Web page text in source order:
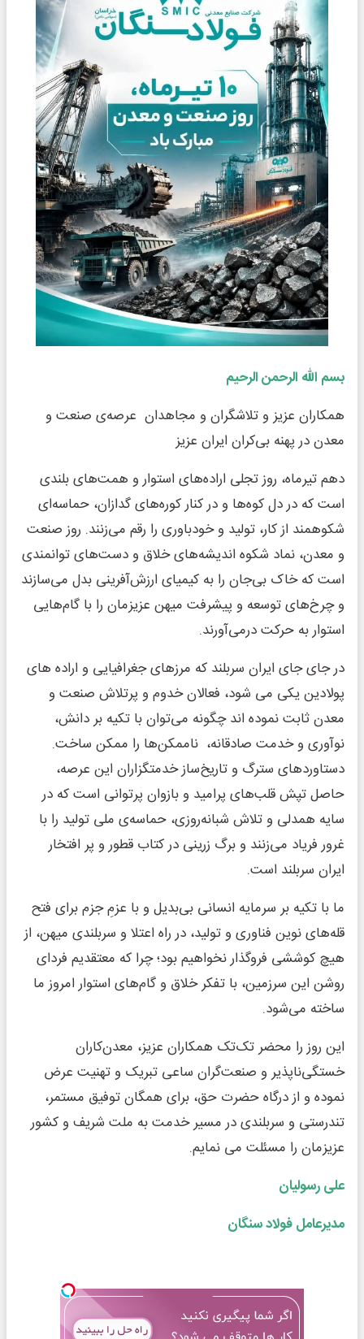
بسم الله الرحمن الرحیم
همکاران عزیز و تلاشگران و مجاهدان عرصه‌ی صنعت و
معدن در پهنه بی‌کران ایران عزیز
دهم تیرماه، روز تجلی اراده‌های استوار و همت‌های بلندی
است که در دل کوه‌ها و در کنار کوره‌های گدازان، حماسه‌ای
شکوهمند از کار، تولید و خودباوری را رقم می‌زنند. روز صنعت
و معدن، نماد شکوه اندیشه‌های خلاق و دست‌های توانمندی
است که خاک بی‌جان را به کیمیای ارزش‌آفرینی بدل می‌سازند
و چرخ‌های توسعه و پیشرفت میهن عزیزمان را با گام‌هایی
استوار به حرکت درمی‌آورند.
در جای جای ایران سربلند که مرزهای جغرافیایی و اراده های
پولادین یکی می شود، فعالان خدوم و پرتلاش صنعت و
معدن ثابت نموده اند چگونه می‌توان با تکیه بر دانش،
نوآوری و خدمت صادقانه، ناممکن‌ها را ممکن ساخت.
دستاوردهای سترگ و تاریخ‌ساز خدمتگزاران این عرصه،
حاصل تپش قلب‌های پرامید و بازوان پرتوانی است که در
سایه همدلی و تلاش شبانه‌روزی، حماسه‌ی ملی تولید را با
غرور فریاد می‌زنند و برگ زرینی در کتاب قطور و پر افتخار
ایران سربلند است.
ما با تکیه بر سرمایه انسانی بی‌بدیل و با عزمِ جزم برای فتح
قله‌های نوین فناوری و تولید، در راه اعتلا و سربلندی میهن، از
هیچ کوششی فروگذار نخواهیم بود؛ چرا که معتقدیم فردای
روشن این سرزمین، با تفکر خلاق و گام‌های استوار امروز ما
ساخته می‌شود.
این روز را محضر تک‌تک همکاران عزیز، معدن‌کاران
خستگی‌ناپذیر و صنعت‌گران ساعی تبریک و تهنیت عرض
نموده و از درگاه حضرت حق، برای همگان توفیق مستمر،
تندرستی و سربلندی در مسیر خدمت به ملت شریف و کشور
عزیزمان را مسئلت می نمایم.
علی رسولیان
مدیرعامل فولاد سنگان